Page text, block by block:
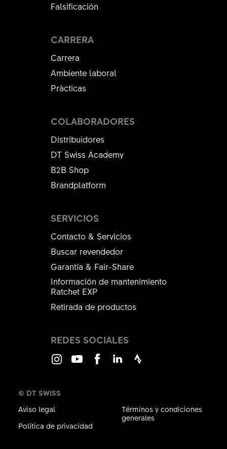
Falsificación
CARRERA
Carrera
Ambiente laboral
Pràcticas
SERVICIOS
Contacto & Servicios
Buscar revendedor
Garantía & Fair-Share
Información de mantenimiento
Ratchet EXP
Retirada de productos
COLABORADORES
Distribuidores
DT Swiss Academy
B2B Shop
Brandplatform
REDES SOCIALES
© DT SWISS
Aviso legal
Política de privacidad
Términos y condiciones
generales